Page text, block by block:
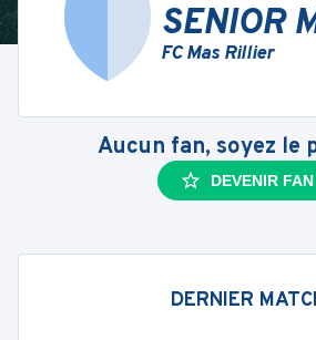
SENIOR
FC Mas Rillier
Aucun fan, soyez le
DEVENIR FAN
DERNIER